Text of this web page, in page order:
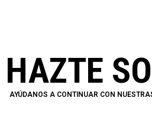
HAZTE
AYÚDANOS A CONTINUAR CON